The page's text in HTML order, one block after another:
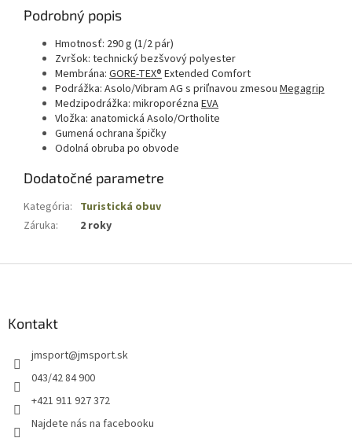
Podrobný popis
Hmotnosť: 290 g (1/2 pár)
Zvršok: technický bezšvový polyester
Membrána: GORE-TEX®Extended Comfort
Podrážka: Asolo/Vibram AG s priľnavou zmesou Megagrip
Medzipodrážka: mikroporézna EVA
Vložka: anatomická Asolo/Ortholite
Gumená ochrana špičky
Odolná obruba po obvode
Dodatočné parametre
Kategória: Turistická obuv
Záruka: 2 roky
Kontakt
jmsport@jmsport.sk
043/42 84 900
+421 911 927 372
Najdete nás na facebooku